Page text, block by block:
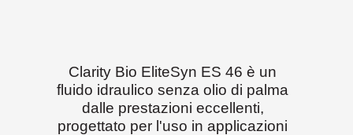
Clarity Bio EliteSyn ES 46 è un
fluido idraulico senza olio di palma
dalle prestazioni eccellenti,
progettato per l'uso in applicazioni